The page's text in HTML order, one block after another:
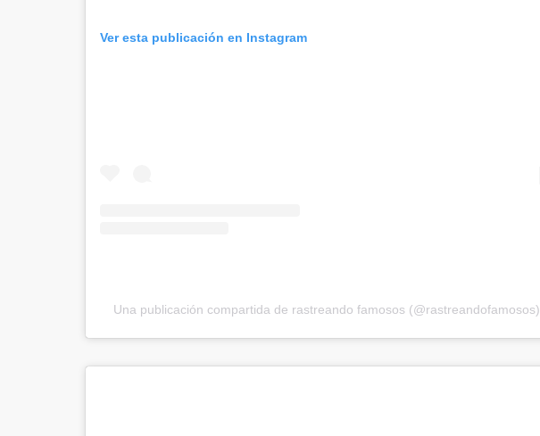
Ver esta publicación en Instagram
Una publicación compartida de rastreando famosos (@rastreandofamosos)